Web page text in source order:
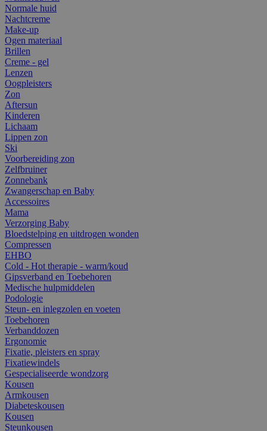
Normale huid
Nachtcreme
Make-up
Ogen materiaal
Brillen
Creme - gel
Lenzen
Oogpleisters
Zon
Aftersun
Kinderen
Lichaam
Lippen zon
Ski
Voorbereiding zon
Zelfbruiner
Zonnebank
Zwangerschap en Baby
Accessoires
Mama
Verzorging Baby
Bloedstelping en uitdrogen wonden
Compressen
EHBO
Cold - Hot therapie - warm/koud
Gipsverband en Toebehoren
Medische hulpmiddelen
Podologie
Steun- en inlegzolen en voeten
Toebehoren
Verbanddozen
Ergonomie
Fixatie, pleisters en spray
Fixatiewindels
Gespecialiseerde wondzorg
Kousen
Armkousen
Diabeteskousen
Kousen
Steunkousen